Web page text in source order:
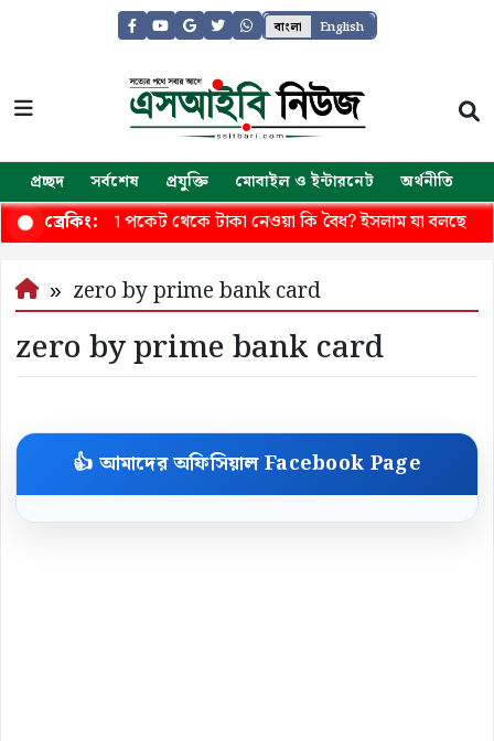
বাংলা English
প্রচ্ছদ সর্বশেষ প্রযুক্তি মোবাইল ও ইন্টারনেট অর্থনীতি
ব্রেকিং:
অনুমতি ছাড়া পকেট থেকে টাকা নেওয়া কি বৈধ? ইসলাম যা বলছে
zero by prime bank card
zero by prime bank card
👍 আমাদের অফিসিয়াল Facebook Page